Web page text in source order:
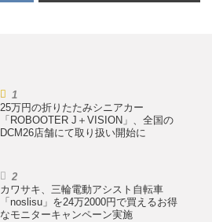
25万円の折りたたみシニアカー
「ROBOOTER J＋VISION」、全国の
DCM26店舗にて取り扱い開始に
カワサキ、三輪電動アシスト自転車
「noslisu」を24万2000円で買えるお得
なモニターキャンペーン実施